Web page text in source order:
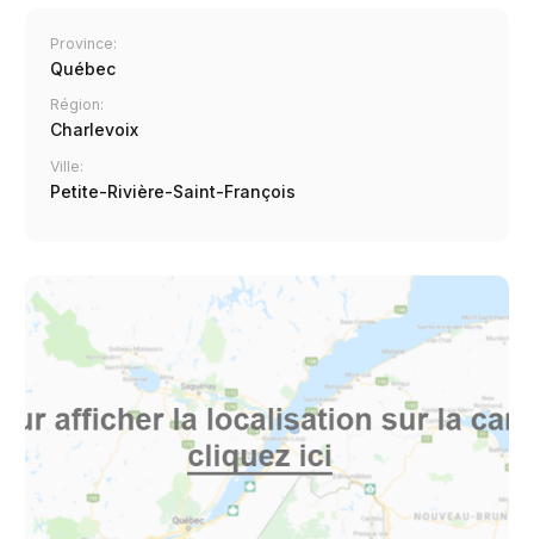
Province:
Québec
Région:
Charlevoix
Ville:
Petite-Rivière-Saint-François